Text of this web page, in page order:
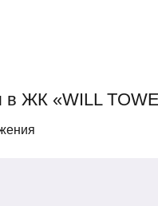
в ЖК «WILL